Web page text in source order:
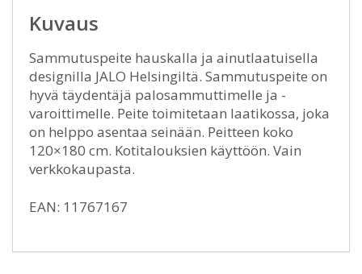
Kuvaus
Sammutuspeite hauskalla ja ainutlaatuisella
designilla JALO Helsingiltä. Sammutuspeite on
hyvä täydentäjä palosammuttimelle ja -
varoittimelle. Peite toimitetaan laatikossa, joka
on helppo asentaa seinään. Peitteen koko
120×180 cm. Kotitalouksien käyttöön. Vain
verkkokaupasta.
EAN: 11767167